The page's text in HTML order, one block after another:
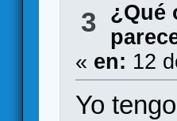
3 ¿Qué
« en: 12
Yo